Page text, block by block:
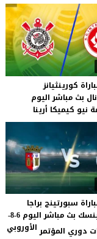
كورينثيانز
بث مباشر اليوم
نيو كيميكا أرينا
سبورتينج براجا
ودينامو مينسك بث مباشر اليوم 6-8-
الأوروبي